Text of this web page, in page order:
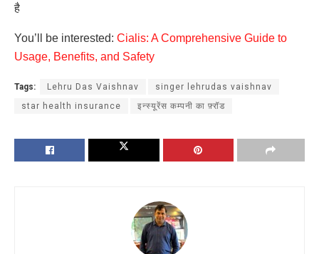
है
You’ll be interested: Cialis: A Comprehensive Guide to
Usage, Benefits, and Safety
Tags: Lehru Das Vaishnav
singer lehrudas vaishnav
star health insurance
इन्स्यूरेंस कम्पनी का फ़्रॉड